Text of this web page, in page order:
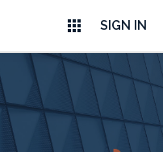
apps SIGN IN